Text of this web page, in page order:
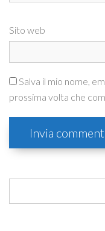
Sito web
Salva il mio nome,
prossima volta che